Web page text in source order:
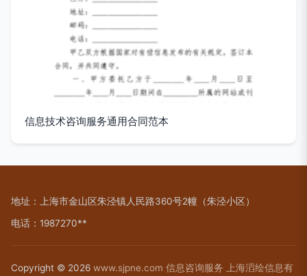
信息技术咨询服务通用合同范本
地址：上海市金山区朱泾镇人民路360号2幢（朱泾小区）
电话：1987270**
Copyright © 2026 www.sjpne.com 信息咨询服务 上海滔绘信息有